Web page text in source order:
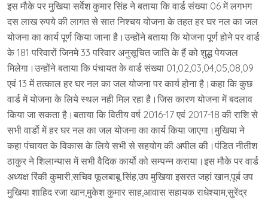
इस मौके पर मुखिया सर्वेश कुमार सिंह ने बताया कि वार्ड संख्या 06 में लगभग
दस लाख रुपये की लागत से सात निश्चय योजना के तहत हर घर नल का जल
योजना का कार्य पूर्ण किया जाना है।उन्होंने बताया कि योजना पूर्ण होने पर वार्ड
के 181 परिवारों जिनमे 33 परिवार अनुसूचित जाति के हैं को शुद्ध पेयजल
मिलेगा।उन्होंने बताया कि पंचायत के वार्ड संख्या 01,02,03,04,05,08,09
एवं 13 में तत्काल हर घर नल का जल योजना पर कार्य होना है।कहा कि कुछ
वार्ड में योजना के लिये स्थल नही मिल रहा है।जिस कारण योजना में बदलाव
किया जा सकता है।बताया कि वितीय वर्ष 2016-17 एवं 2017-18 की राशि से
सभी वार्डो में हर घर नल का जल योजना का कार्य किया जाएगा।मुखिया ने
कहा पंचायत के विकास के लिये सभी से सहयोग की अपील की।पंडित नीतीश
ठाकुर ने शिलान्यास में सभी वैदिक कार्यो को सम्पन्न कराया।इस मौके पर वार्ड
अध्यक्ष रिंकी कुमारी,सचिव फूलबाबू सिंह,उप मुखिया इसरत जहां खान,पूर्ब उप
मुखिया शाहिद रजा खान,मुकेश कुमार साह,आवास सहायक राधेश्याम,सुरेंद्र